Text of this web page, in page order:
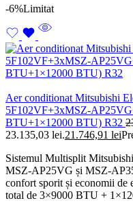
-6%Limitat
Aer conditionat Mitsubishi
5F102VF+3xMSZ-
BTU+1×12000 BTU) R32
23.135,03 lei.21.746,91 lei
Sistemul Multisplit
MSZ-AP25VG și MSZ-
confort sporit și economii de
total de 3×9000 BTU +